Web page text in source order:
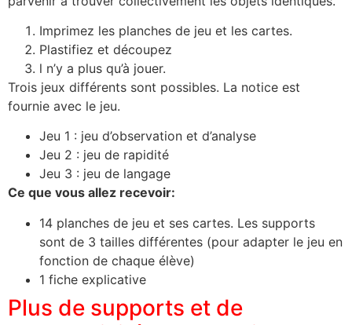
Imprimez les planches de jeu et les cartes.
Plastifiez et découpez
l n’y a plus qu’à jouer.
Trois jeux différents sont possibles. La notice est
fournie avec le jeu.
Jeu 1 : jeu d’observation et d’analyse
Jeu 2 : jeu de rapidité
Jeu 3 : jeu de langage
Ce que vous allez recevoir:
14 planches de jeu et ses cartes. Les supports
sont de 3 tailles différentes (pour adapter le jeu en
fonction de chaque élève)
1 fiche explicative
Plus de supports et de